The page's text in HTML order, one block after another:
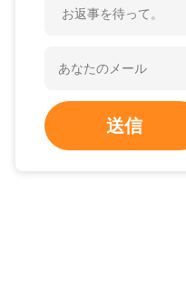
お返事を待って。
送信